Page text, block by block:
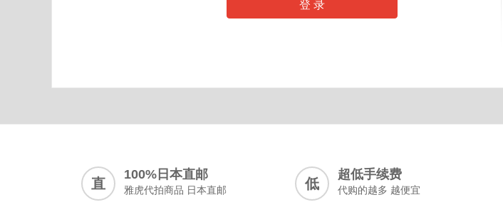
直
100%日本直邮
雅虎代拍商品 日本直邮 低
超低手续费
代购的越多 越便宜